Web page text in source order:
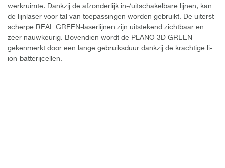
werkruimte. Dankzij de afzonderlijk in-/uitschakelbare lijnen, kan
de lijnlaser voor tal van toepassingen worden gebruikt. De uiterst
scherpe REAL GREEN-laserlijnen zijn uitstekend zichtbaar en
zeer nauwkeurig. Bovendien wordt de PLANO 3D GREEN
gekenmerkt door een lange gebruiksduur dankzij de krachtige li-
ion-batterijcellen.